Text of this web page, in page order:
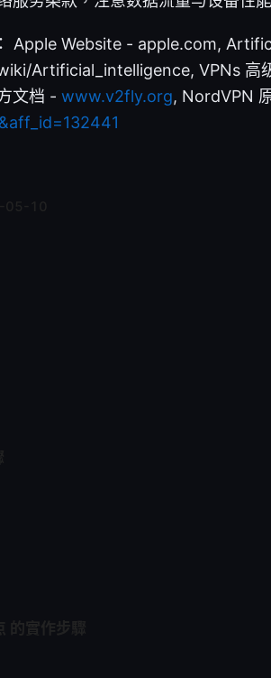
Apple Website - apple.com,
Artificial_intelligence, VPNs 高
文档 - www.v2fly.org, NordVPN